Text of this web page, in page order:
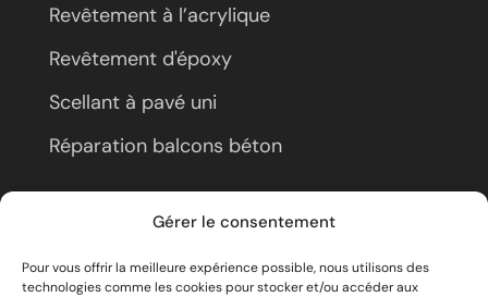
Gérer le consentement
Pour vous offrir la meilleure expérience possible, nous utilisons des
technologies comme les cookies pour stocker et/ou accéder aux
Revêtement à l’acrylique
Revêtement d'époxy
Scellant à pavé uni
Réparation balcons béton
À propos
Nous joindre